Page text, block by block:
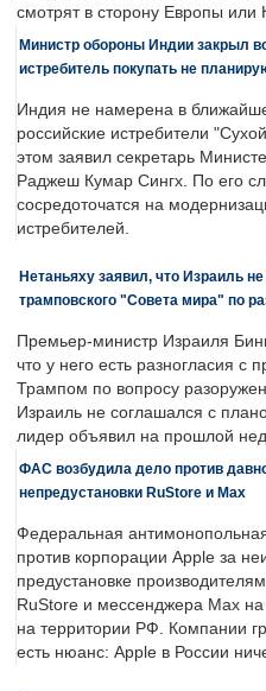
смотрят в сторону Европы или
Министр обороны Индии закрыл
истребитель покупать не
Индия не намерена в
российские истребители
этом заявил секретарь
Раджеш Кумар Сингх. По его
сосредоточатся на
истребителей.
Нетаньяху заявил, что Израиль
трамповского "Совета мира" по
Премьер-министр Израиля
что у него есть разногласия
Трампом по вопросу
Израиль не соглашался с
лидер объявил на прошлой
ФАС возбудила дело против
непредустановки RuStore и Max
Федеральная
против корпорации Apple за
предустановке
RuStore и мессенджера Max
на территории РФ. Компании
есть нюанс: Apple в России